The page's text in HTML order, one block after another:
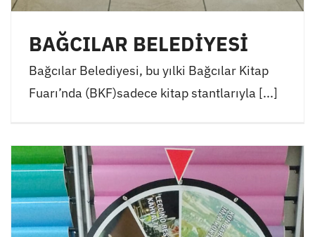
BAĞCILAR BELEDİYESİ
Bağcılar Belediyesi, bu yılki Bağcılar Kitap
Fuarı’nda (BKF)sadece kitap stantlarıyla [...]